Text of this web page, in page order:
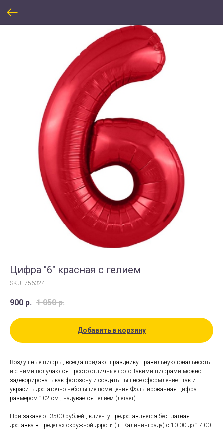
Цифра "6" красная с гелием
SKU: 756324
900 р. 1 050 р.
Добавить в корзину
Воздушные цифры, всегда придают празднику правильную тональность
и с ними получаются просто отличные фото.Такими цифрами можно
задекорировать как фотозону и создать пышное оформление , так и
украсить достаточно небольшие помещения.Фольгированная цифра
размером 102 см , надувается гелием (летает).
При заказе от 3500 рублей , клиенту предоставляется бесплатная
доставка в пределах окружной дороги ( г. Калининграда) с 10.00 до 17.00